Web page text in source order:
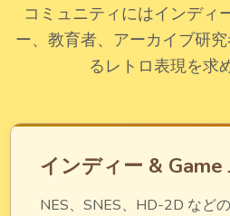
コミュニティにはインディ
ー、教育者、アーカイブ研
るレトロ表現を求
インディー & Game
NES、SNES、HD-2D など